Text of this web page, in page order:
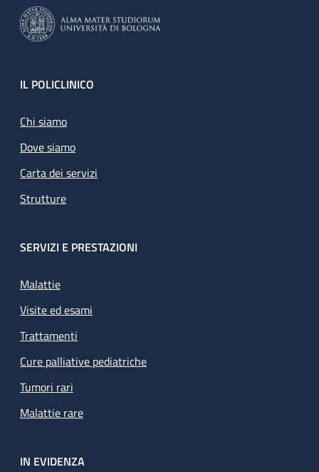
Footer
IL POLICLINICO
Chi siamo
Dove siamo
Carta dei servizi
Strutture
SERVIZI E PRESTAZIONI
Malattie
Visite ed esami
Trattamenti
Cure palliative pediatriche
Tumori rari
Malattie rare
IN EVIDENZA